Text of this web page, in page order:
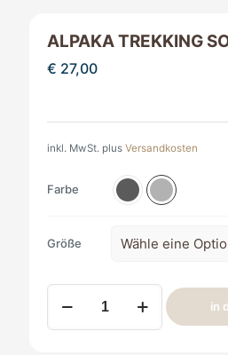
ALPAKA TREKKING
€ 27,00
inkl. MwSt. plus Versandkosten
Farbe
Größe
Alpaka
Trekking
Socken
in